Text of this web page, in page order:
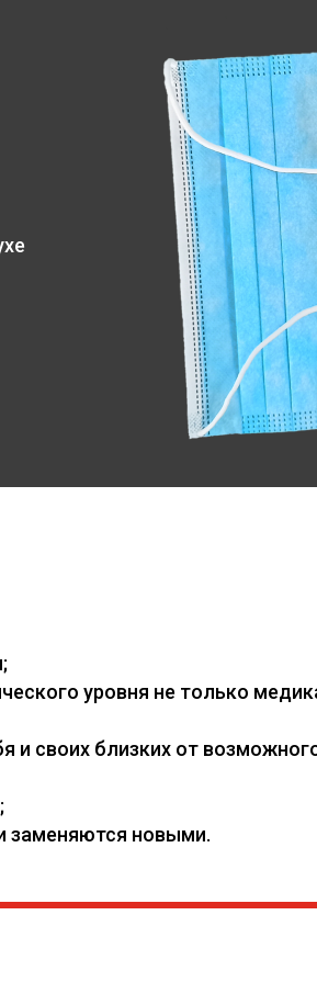
уровня не только
и своих близких от
заменяются новыми.